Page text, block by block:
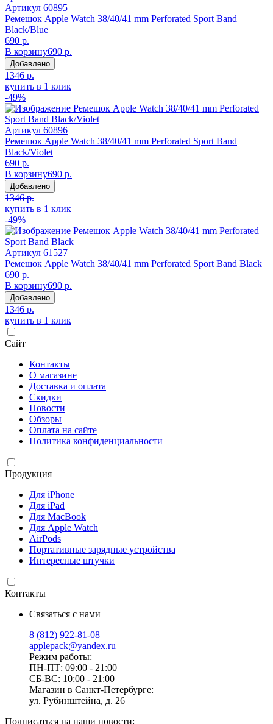
Артикул 60895
Ремешок Apple Watch 38/40/41 mm Perforated Sport Band
Black/Blue
690 р.
В корзину690 р.
Добавлено
1346 р.
купить в 1 клик
-49%
Артикул 60896
Ремешок Apple Watch 38/40/41 mm Perforated Sport Band
Black/Violet
690 р.
В корзину690 р.
Добавлено
1346 р.
купить в 1 клик
-49%
Артикул 61527
Ремешок Apple Watch 38/40/41 mm Perforated Sport Band Black
690 р.
В корзину690 р.
Добавлено
1346 р.
купить в 1 клик
Сайт
Контакты
О магазине
Доставка и оплата
Скидки
Новости
Обзоры
Оплата на сайте
Политика конфиденциальности
Продукция
Для iPhone
Для iPad
Для MacBook
Для Apple Watch
AirPods
Портативные зарядные устройства
Интересные штучки
Контакты
Связаться с нами
8 (812) 922-81-08
applepack@yandex.ru
Режим работы:
ПН-ПТ: 09:00 - 21:00
СБ-ВС: 10:00 - 21:00
Магазин в Санкт-Петербурге:
ул. Рубинштейна, д. 26
Подписаться на наши новости: